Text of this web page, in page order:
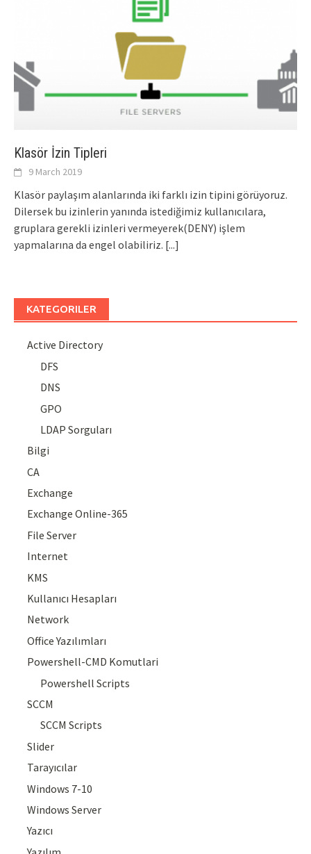
Klasör İzin Tipleri
9 March 2019
Klasör paylaşım alanlarında iki farklı izin tipini görüyoruz.
Dilersek bu izinlerin yanında istediğimiz kullanıcılara,
gruplara gerekli izinleri vermeyerek(DENY) işlem
yapmalarına da engel olabiliriz. [...]
KATEGORILER
Active Directory
DFS
DNS
GPO
LDAP Sorguları
Bilgi
CA
Exchange
Exchange Online-365
File Server
Internet
KMS
Kullanıcı Hesapları
Network
Office Yazılımları
Powershell-CMD Komutlari
Powershell Scripts
SCCM
SCCM Scripts
Slider
Tarayıcılar
Windows 7-10
Windows Server
Yazıcı